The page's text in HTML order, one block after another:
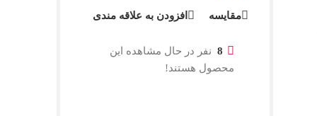
مقایسه افزودن به علاقه مندی
8 نفر در حال مشاهده این
محصول هستند!